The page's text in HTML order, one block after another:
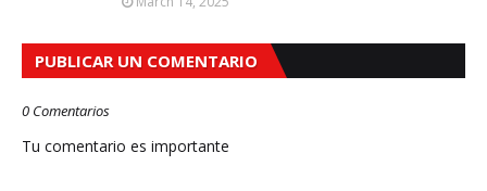
PUBLICAR UN COMENTARIO
0 Comentarios
Tu comentario es importante